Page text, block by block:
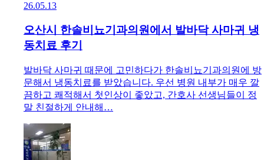
26.05.13
오산시 한솔비뇨기과의원에서 발바닥 사마귀 냉
동치료 후기
발바닥 사마귀 때문에 고민하다가 한솔비뇨기과의원에 방
문해서 냉동치료를 받았습니다. 우선 병원 내부가 매우 깔
끔하고 쾌적해서 첫인상이 좋았고, 간호사 선생님들이 정
말 친절하게 안내해…